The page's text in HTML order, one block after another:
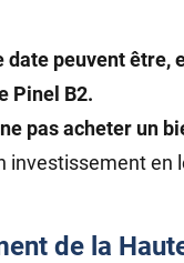
peuvent être,
Pinel B2.
pas acheter un
investissement en
de la